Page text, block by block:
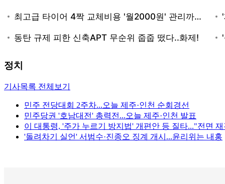
정치
기사목록 전체보기
민주 전당대회 2주차...오늘 제주·인천 순회경선
민주당권 '호남대전' 총력전...오늘 제주·인천 발표
이 대통령, '주가 누르기 방지법' 개편안 등 질타..."전면
'돌려차기 실언' 서범수·진종오 징계 개시...윤리위는 내홍